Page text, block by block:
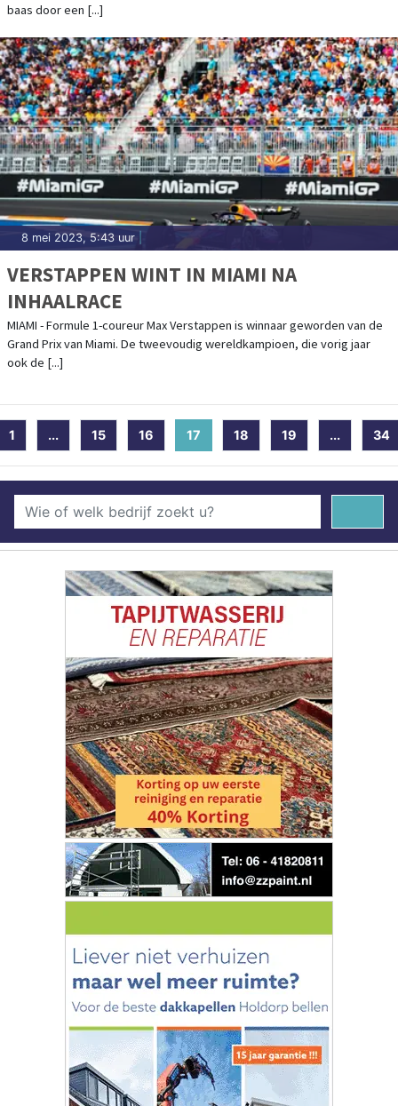
baas door een [...]
8 mei 2023, 5:43 uur
VERSTAPPEN WINT IN MIAMI NA
INHAALRACE
MIAMI - Formule 1-coureur Max Verstappen is winnaar geworden van de
Grand Prix van Miami. De tweevoudig wereldkampioen, die vorig jaar
ook de [...]
1 ... 15 16 17 (current)
18 19 ... 34